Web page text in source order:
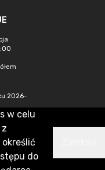
2026-
w celu
określić
do